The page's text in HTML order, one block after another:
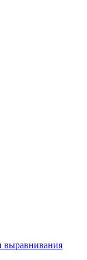
выравнивания